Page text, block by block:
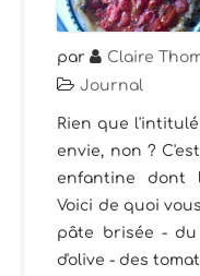
par Claire
Journal
Rien que
envie, non ?
enfantine dont
Voici de quoi
pâte brisée -
d'olive - des